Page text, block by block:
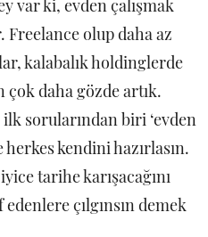
var ki, evden çalışmak
olup daha az
kalabalık holdinglerde
çok daha gözde artık.
sorularından biri ‘evden
herkes kendini hazırlasın.
tarihe karışacağını
çılgınsın demek